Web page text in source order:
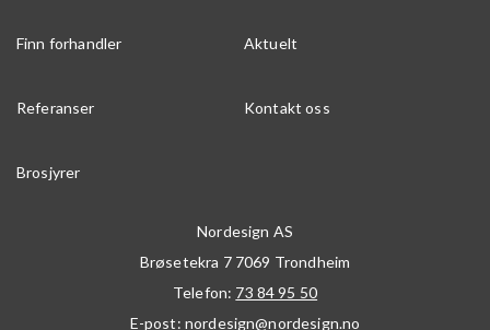
Finn forhandler Aktuelt
Referanser Kontakt oss
Brosjyrer
Nordesign AS
Brøsetekra 7 7069 Trondheim
Telefon: 73 84 95 50
E-post: nordesign@nordesign.no